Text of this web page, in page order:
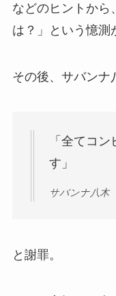
などのヒントから
は？」という憶測
その後、サバンナ
「全てコ
す」
サバンナ八木
と謝罪。